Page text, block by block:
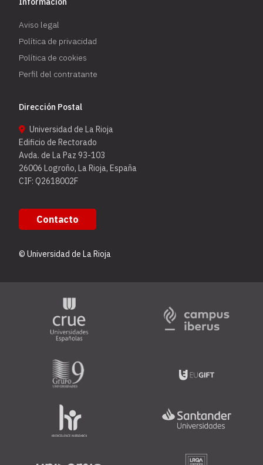
Aviso legal
Política de privacidad
Política de cookies
Perfil del contratante
Dirección Postal
Universidad de La Rioja
Edificio de Rectorado
Avda. de La Paz 93-103
26006 Logroño, La Rioja, España
CIF: Q2618002F
Contacto
© Universidad de La Rioja